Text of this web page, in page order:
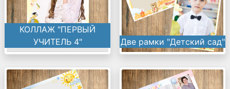
КОЛЛАЖ "ПЕРВЫЙ
УЧИТЕЛЬ 4"
Две рамки "Детский сад"